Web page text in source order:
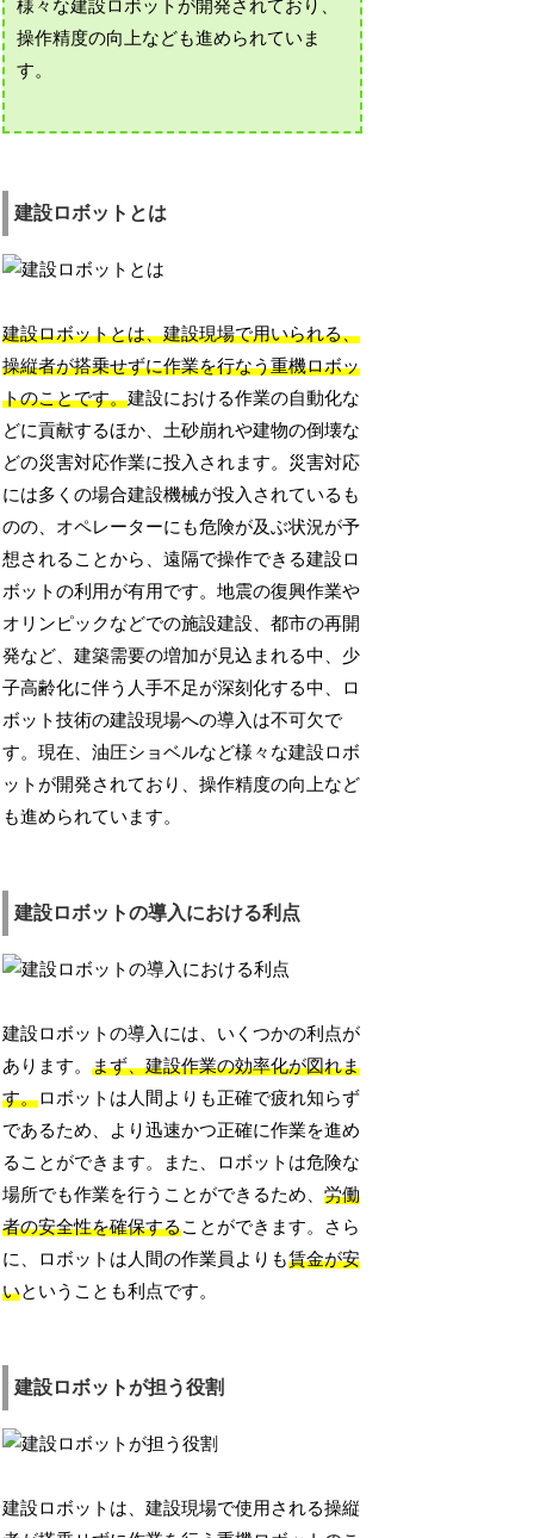
様々な建設ロボットが開発されており、
操作精度の向上なども進められていま
す。
建設ロボットとは
建設ロボットとは、建設現場で用いられる、
操縦者が搭乗せずに作業を行なう重機ロボッ
トのことです。建設における作業の自動化な
どに貢献するほか、土砂崩れや建物の倒壊な
どの災害対応作業に投入されます。災害対応
には多くの場合建設機械が投入されているも
のの、オペレーターにも危険が及ぶ状況が予
想されることから、遠隔で操作できる建設ロ
ボットの利用が有用です。地震の復興作業や
オリンピックなどでの施設建設、都市の再開
発など、建築需要の増加が見込まれる中、少
子高齢化に伴う人手不足が深刻化する中、ロ
ボット技術の建設現場への導入は不可欠で
す。現在、油圧ショベルなど様々な建設ロボ
ットが開発されており、操作精度の向上など
も進められています。
建設ロボットの導入における利点
建設ロボットの導入には、いくつかの利点が
あります。まず、建設作業の効率化が図れま
す。ロボットは人間よりも正確で疲れ知らず
であるため、より迅速かつ正確に作業を進め
ることができます。また、ロボットは危険な
場所でも作業を行うことができるため、労働
者の安全性を確保することができます。さら
に、ロボットは人間の作業員よりも賃金が安
いということも利点です。
建設ロボットが担う役割
建設ロボットは、建設現場で使用される操縦